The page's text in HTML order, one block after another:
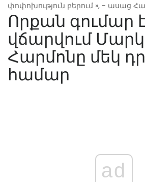
փոփոխություն բերում », - ասաց
Որքան գումար
վճարվում Մարկ
Հարմոնը մեկ
համար
ad